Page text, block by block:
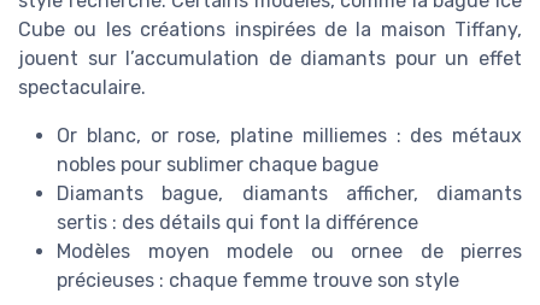
Cube ou les créations inspirées de la maison Tiffany,
jouent sur l’accumulation de diamants pour un effet
spectaculaire.
Or blanc, or rose, platine milliemes : des métaux
nobles pour sublimer chaque bague
Diamants bague, diamants afficher, diamants
sertis : des détails qui font la différence
Modèles moyen modele ou ornee de pierres
précieuses : chaque femme trouve son style